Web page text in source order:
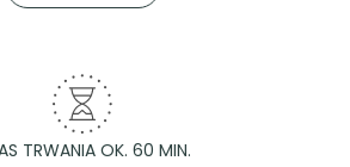
TRWANIA OK. 60 MIN.